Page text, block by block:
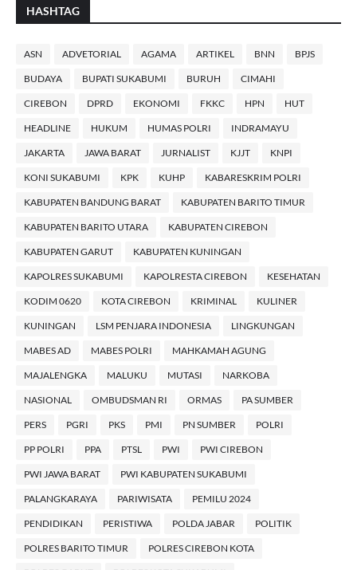
HASHTAG
ASN ADVETORIAL AGAMA ARTIKEL BNN BPJS
BUDAYA BUPATI SUKABUMI BURUH CIMAHI
CIREBON DPRD EKONOMI FKKC HPN HUT
HEADLINE HUKUM HUMAS POLRI INDRAMAYU
JAKARTA JAWA BARAT JURNALIST KJJT KNPI
KONI SUKABUMI KPK KUHP KABARESKRIM POLRI
KABUPATEN BANDUNG BARAT KABUPATEN BARITO TIMUR
KABUPATEN BARITO UTARA KABUPATEN CIREBON
KABUPATEN GARUT KABUPATEN KUNINGAN
KAPOLRES SUKABUMI KAPOLRESTA CIREBON KESEHATAN
KODIM 0620 KOTA CIREBON KRIMINAL KULINER
KUNINGAN LSM PENJARA INDONESIA LINGKUNGAN
MABES AD MABES POLRI MAHKAMAH AGUNG
MAJALENGKA MALUKU MUTASI NARKOBA
NASIONAL OMBUDSMAN RI ORMAS PA SUMBER
PERS PGRI PKS PMI PN SUMBER POLRI
PP POLRI PPA PTSL PWI PWI CIREBON
PWI JAWA BARAT PWI KABUPATEN SUKABUMI
PALANGKARAYA PARIWISATA PEMILU 2024
PENDIDIKAN PERISTIWA POLDA JABAR POLITIK
POLRES BARITO TIMUR POLRES CIREBON KOTA